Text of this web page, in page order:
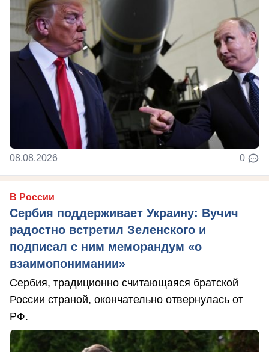
08.08.2026 0
В России
Сербия поддерживает Украину: Вучич
радостно встретил Зеленского и
подписал с ним меморандум «о
взаимопонимании»
Сербия, традиционно считающаяся братской
России страной, окончательно отвернулась от
РФ.